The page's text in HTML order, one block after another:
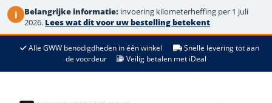
i Belangrijke informatie: invoering kilometerheffing per 1 juli
2026. Lees wat dit voor uw bestelling betekent
de
Alle GWW benodigdheden in één winkel
Snelle levering tot aan
de voordeur
Veilig betalen met iDeal